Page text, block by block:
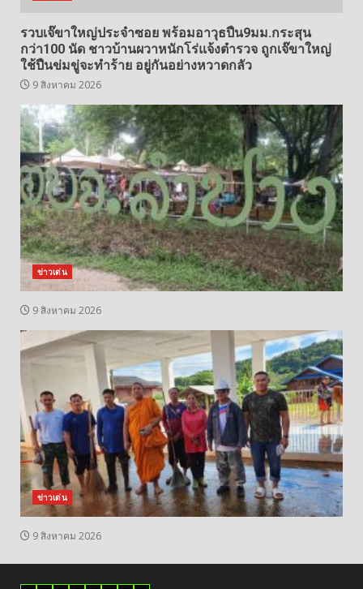
รวบเจ๊ขาใหญ่ประจำซอย พร้อมอาวุธปืน9มม.กระสุน
กว่า100 นัด ชาวบ้านผวาหนักโร่แจ้งตำรวจ ถูกเจ๊ขาใหญ่
ใช้ปืนข่มขู่จะทำร้าย อยู่กันอย่างหวาดกลัว
9 สิงหาคม 2026
ข่าวเด่น
9 สิงหาคม 2026
ข่าวเด่น
9 สิงหาคม 2026